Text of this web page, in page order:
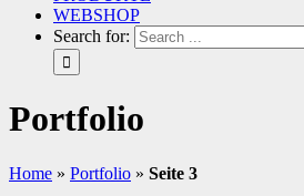
WEBSHOP
Search for:
Portfolio
Home » Portfolio » Seite 3